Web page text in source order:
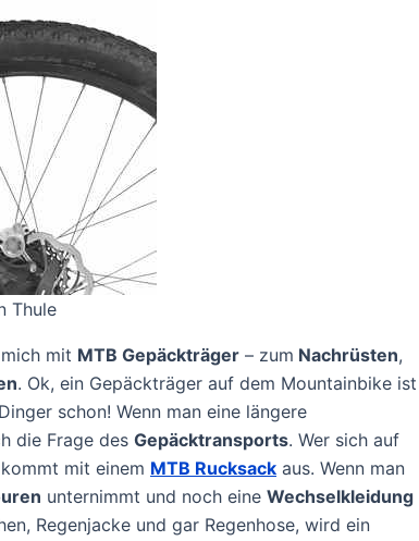
Thule
mit MTB Gepäckträger – zum Nachrüsten,
. Ok, ein Gepäckträger auf dem Mountainbike ist
schon! Wenn man eine längere
die Frage des Gepäcktransports. Wer sich auf
mit einem MTB Rucksack aus. Wenn man
unternimmt und noch eine Wechselkleidung
Regenjacke und gar Regenhose, wird ein